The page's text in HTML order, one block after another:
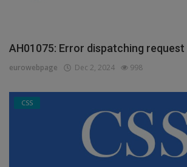
AH01075: Error dispatching
eurowebpage Dec 2, 2024 998
CSS